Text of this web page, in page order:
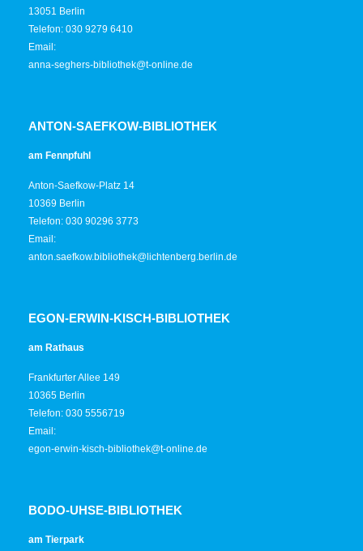
13051 Berlin
Telefon: 030 9279 6410
Email:
anna-seghers-bibliothek@t-online.de
ANTON-SAEFKOW-BIBLIOTHEK
am Fennpfuhl
Anton-Saefkow-Platz 14
10369 Berlin
Telefon: 030 90296 3773
Email:
anton.saefkow.bibliothek@lichtenberg.berlin.de
EGON-ERWIN-KISCH-BIBLIOTHEK
am Rathaus
Frankfurter Allee 149
10365 Berlin
Telefon: 030 5556719
Email:
egon-erwin-kisch-bibliothek@t-online.de
BODO-UHSE-BIBLIOTHEK
am Tierpark